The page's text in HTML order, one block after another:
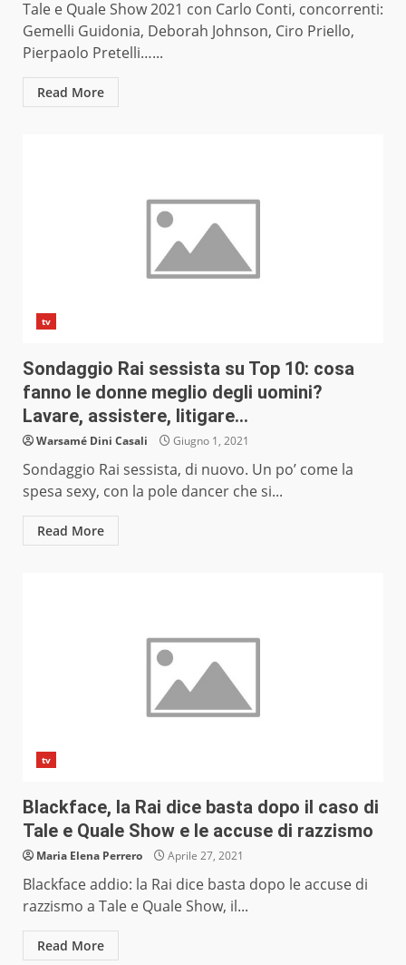
Tale e Quale Show 2021 con Carlo Conti, concorrenti:
Gemelli Guidonia, Deborah Johnson, Ciro Priello,
Pierpaolo Pretelli…...
Read More
tv
Sondaggio Rai sessista su Top 10: cosa
fanno le donne meglio degli uomini?
Lavare, assistere, litigare…
Warsamé Dini Casali Giugno 1, 2021
Sondaggio Rai sessista, di nuovo. Un po’ come la
spesa sexy, con la pole dancer che si...
Read More
tv
Blackface, la Rai dice basta dopo il caso di
Tale e Quale Show e le accuse di razzismo
Maria Elena Perrero Aprile 27, 2021
Blackface addio: la Rai dice basta dopo le accuse di
razzismo a Tale e Quale Show, il...
Read More